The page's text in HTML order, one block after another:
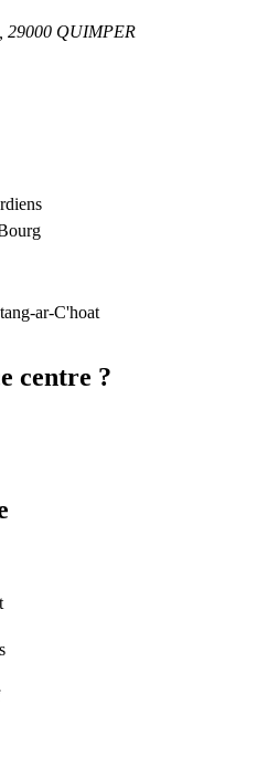
29000 QUIMPER
ar-C'hoat
centre ?